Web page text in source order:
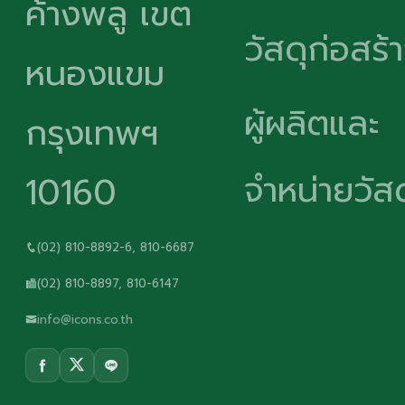
ค้างพลู เขต
หนองแขม
กรุงเทพฯ
10160
(02) 810-8892-6, 810-6687
(02) 810-8897, 810-6147
info@icons.co.th
วัสดุก่อสร้
ผู้ผลิตและ
จำหน่ายวั